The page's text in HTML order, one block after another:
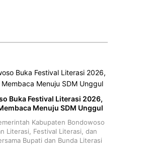
Buka Festival Literasi 2026,
Menuju SDM Unggul
Kabupaten Bondowoso
Literasi, Festival Literasi, dan
Bupati dan Bunda Literasi